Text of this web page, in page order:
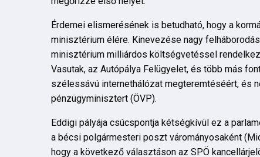
Érdemei elismerésének is betudható, hogy a
minisztérium élére. Kinevezése nagy
minisztérium milliárdos költségvetéssel
Vasutak, az Autópálya Felügyelet, és több más
szélessávú internethálózat megteremtéséért, és
pénzügyminisztert (ÖVP).
Eddigi pályája csúcspontja kétségkívül ez a
a bécsi polgármesteri poszt várományosaként
hogy a következő választáson az SPÖ